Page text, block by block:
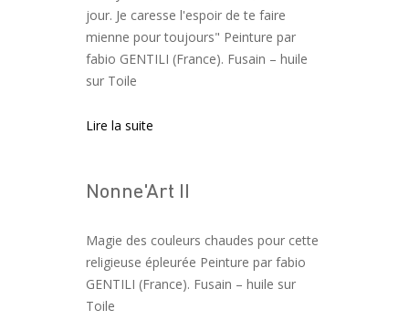
jour. Je caresse l'espoir de te faire
mienne pour toujours" Peinture par
fabio GENTILI (France). Fusain – huile
sur Toile
Lire la suite
Nonne'Art II
Magie des couleurs chaudes pour cette
religieuse épleurée Peinture par fabio
GENTILI (France). Fusain – huile sur
Toile